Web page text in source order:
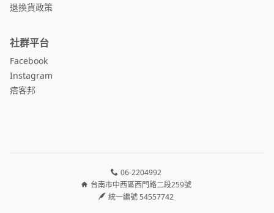
退換貨政策
社群平台
Facebook
Instagram
痞客邦
06-2204992
台南市中西區西門路二段259號
統一編號 54557742